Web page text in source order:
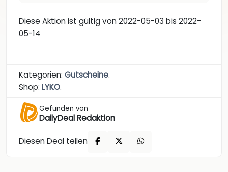
Diese Aktion ist gültig von 2022-05-03 bis 2022-
05-14
Kategorien: Gutscheine.
Shop: LYKO.
Gefunden von
DailyDeal Redaktion
Diesen Deal teilen